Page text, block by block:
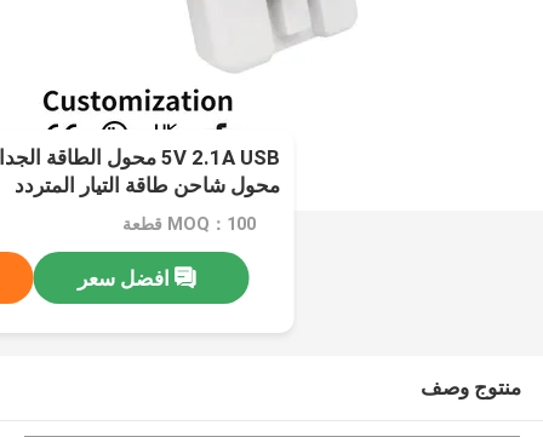
محول شاحن طاقة التيار المتردد
MOQ：100 قطعة
افضل سعر
منتوج وصف